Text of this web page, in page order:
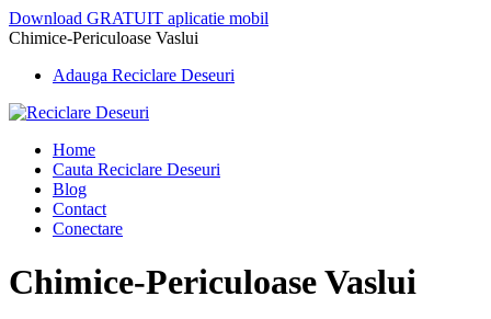
Download GRATUIT aplicatie mobil
Chimice-Periculoase Vaslui
Adauga Reciclare Deseuri
Home
Cauta Reciclare Deseuri
Blog
Contact
Conectare
Chimice-Periculoase Vaslui